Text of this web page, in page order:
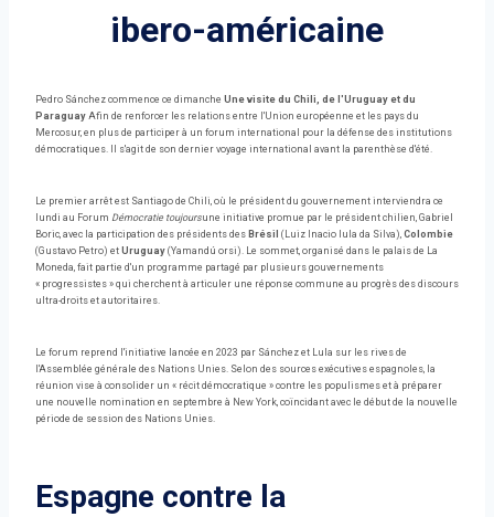
ibero-américaine
Pedro Sánchez commence ce dimanche Une visite du Chili, de l'Uruguay et du
Paraguay Afin de renforcer les relations entre l'Union européenne et les pays du
Mercosur, en plus de participer à un forum international pour la défense des institutions
démocratiques. Il s'agit de son dernier voyage international avant la parenthèse d'été.
Le premier arrêt est Santiago de Chili, où le président du gouvernement interviendra ce
lundi au Forum Démocratie toujoursune initiative promue par le président chilien, Gabriel
Boric, avec la participation des présidents des Brésil (Luiz Inacio lula da Silva), Colombie
(Gustavo Petro) et Uruguay (Yamandú orsi). Le sommet, organisé dans le palais de La
Moneda, fait partie d'un programme partagé par plusieurs gouvernements
« progressistes » qui cherchent à articuler une réponse commune au progrès des discours
ultra-droits et autoritaires.
Le forum reprend l'initiative lancée en 2023 par Sánchez et Lula sur les rives de
l'Assemblée générale des Nations Unies. Selon des sources exécutives espagnoles, la
réunion vise à consolider un « récit démocratique » contre les populismes et à préparer
une nouvelle nomination en septembre à New York, coïncidant avec le début de la nouvelle
période de session des Nations Unies.
Espagne contre la